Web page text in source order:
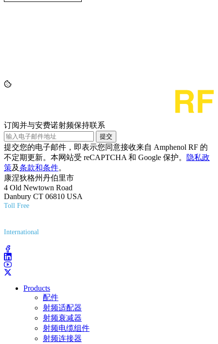
订阅并与安费诺射频保持联系
提交
提交您的电子邮件，即表示您同意接收来自 Amphenol RF 的
不定期更新。本网站受 reCAPTCHA 和 Google 保护。
隐私政
策及条款和条件。
康涅狄格州丹伯里市
4 Old Newtown Road
Danbury CT 06810 USA
Toll Free
International
Products
配件
射频适配器
射频衰减器
射频电缆组件
射频连接器